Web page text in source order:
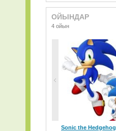
ОЙЫНДАР
4 ойын
Sonic the Hedgehog